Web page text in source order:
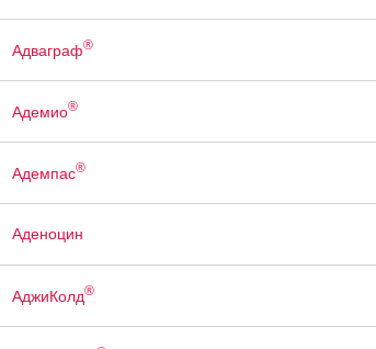
Адваграф®
Адемио®
Адемпас®
Аденоцин
АджиКолд®